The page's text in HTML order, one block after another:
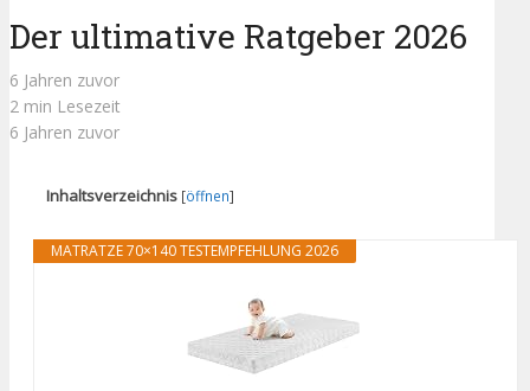
Der ultimative Ratgeber 2026
6 Jahren zuvor
2 min Lesezeit
6 Jahren zuvor
Inhaltsverzeichnis [öffnen]
MATRATZE 70×140 TESTEMPFEHLUNG 2026